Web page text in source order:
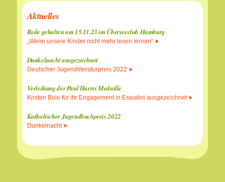
Aktuelles
Rede gehalten am 15.11.23 im Überseeclub Hamburg
„Wenn unsere Kinder nicht mehr lesen lernen“
Dunkelnacht ausgezeichnet
Deutscher Jugendliteraturpreis 2022
Verleihung der Paul Harris Medaille
Kirsten Boie für ihr Engagement in Eswatini ausgezeichnet
Katholischer Jugendbuchpreis 2022
Dunkelnacht